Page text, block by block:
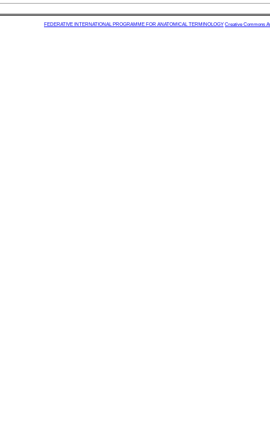
FEDERATIVE INTERNATIONAL PROGRAMME FOR ANATOMICAL TERMINOLOGY Creative Commons